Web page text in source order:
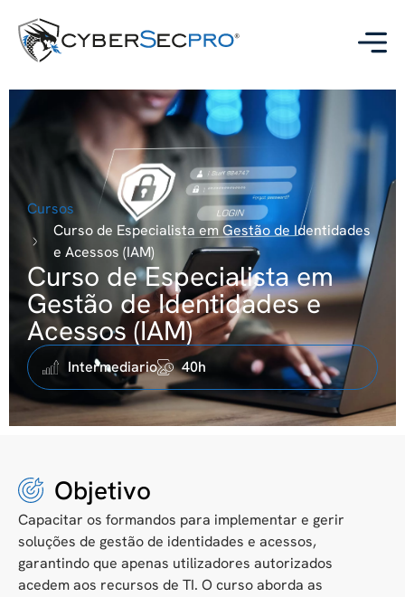
Cursos
Curso de Especialista em Gestão de Identidades
e Acessos (IAM)
Curso de Especialista em
Gestão de Identidades e
Acessos (IAM)
Intermediario 40h
Objetivo
Capacitar os formandos para implementar e gerir
soluções de gestão de identidades e acessos,
garantindo que apenas utilizadores autorizados
acedem aos recursos de TI. O curso aborda as